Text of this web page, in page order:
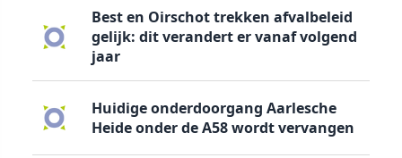
Best en Oirschot trekken afvalbeleid
gelijk: dit verandert er vanaf volgend
jaar
Huidige onderdoorgang Aarlesche
Heide onder de A58 wordt vervangen